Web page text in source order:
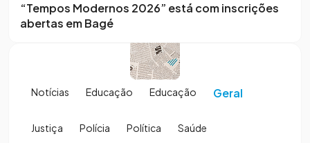
“Tempos Modernos 2026” está com inscrições
abertas em Bagé
Notícias Educação Educação Geral
Justiça Polícia Política Saúde